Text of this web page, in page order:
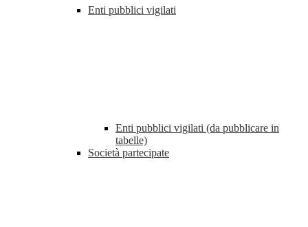
Enti pubblici vigilati
Enti pubblici vigilati (da pubblicare in
tabelle)
Società partecipate